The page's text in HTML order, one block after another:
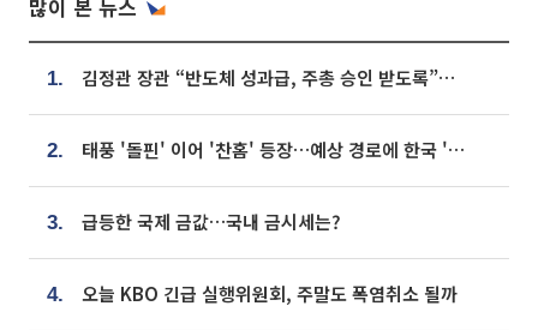
많이 본 뉴스
1. 김정관 장관 “반도체 성과급, 주총 승인 받도록”…상법·자본시장법 개정 시사
2. 태풍 '돌핀' 이어 '찬홈' 등장…예상 경로에 한국 '한숨'
3. 급등한 국제 금값…국내 금시세는?
4. 오늘 KBO 긴급 실행위원회, 주말도 폭염취소 될까